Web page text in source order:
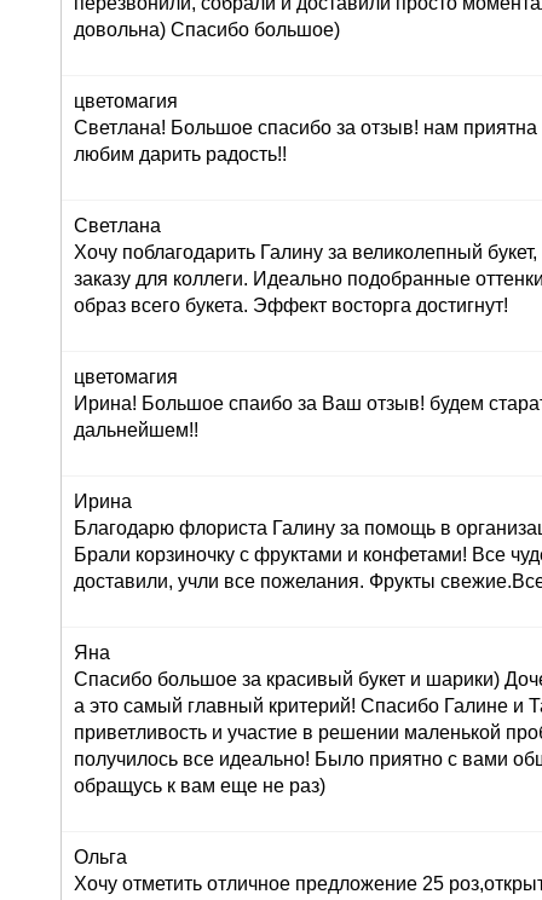
довольна) Спасибо большое)
цветомагия
Светлана! Большое спасибо за отзыв! нам
любим дарить радость!!
Светлана
Хочу поблагодарить Галину за великолепный
заказу для коллеги. Идеально подобранные
образ всего букета. Эффект восторга достигнут!
цветомагия
Ирина! Большое спаибо за Ваш отзыв! будем
дальнейшем!!
Ирина
Благодарю флориста Галину за помощь в
Брали корзиночку с фруктами и конфетами! Все
доставили, учли все пожелания. Фрукты
Яна
Спасибо большое за красивый букет и шарики)
а это самый главный критерий! Спасибо Галине и
приветливость и участие в решении маленькой
получилось все идеально! Было приятно с вами
обращусь к вам еще не раз)
Ольга
Хочу отметить отличное предложение 25